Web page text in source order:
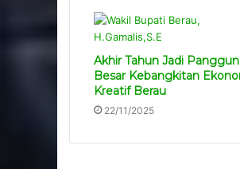
Akhir Tahun Jadi
Besar Kebangkitan
Kreatif Berau
22/11/2025